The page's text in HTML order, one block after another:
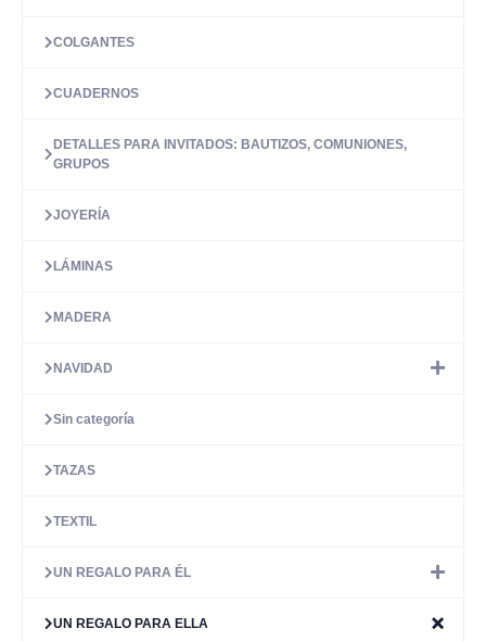
COLGANTES
CUADERNOS
DETALLES PARA INVITADOS: BAUTIZOS, COMUNIONES,
GRUPOS
JOYERÍA
LÁMINAS
MADERA
NAVIDAD
Sin categoría
TAZAS
TEXTIL
UN REGALO PARA ÉL
UN REGALO PARA ELLA